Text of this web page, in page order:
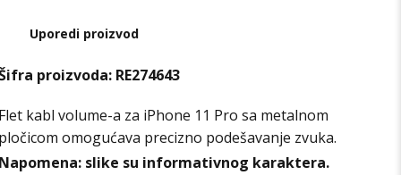
Flet kabl volume-a za iPhone 11 Pro sa metalnom
pločicom omogućava precizno podešavanje zvuka.
Napomena: slike su informativnog karaktera.
Uporedi proizvod
proizvoda: RE274643